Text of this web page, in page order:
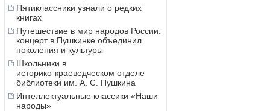
Пятиклассники узнали о редких
книгах
Путешествие в мир народов России:
концерт в Пушкинке объединил
поколения и культуры
Школьники в
историко‑краеведческом отделе
библиотеки им. А. С. Пушкина
Интеллектуальные классики «Наши
народы»